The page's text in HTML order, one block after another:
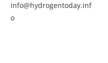
info@hydrogentoday.inf
o